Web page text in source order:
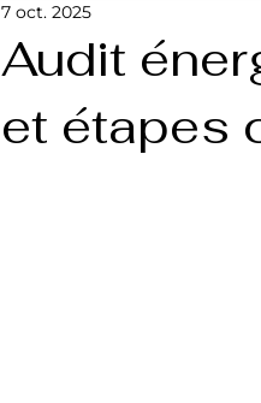
Audit
et étapes
7 oct. 2025